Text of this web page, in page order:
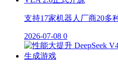
支持17家机器人厂商20多
2026-07-08 0